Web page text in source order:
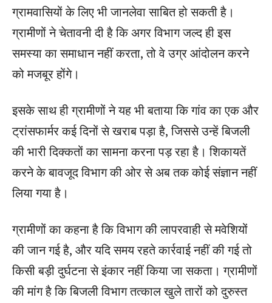
ग्रामवासियों के लिए भी जानलेवा साबित हो सकती है।
ग्रामीणों ने चेतावनी दी है कि अगर विभाग जल्द ही इस
समस्या का समाधान नहीं करता, तो वे उग्र आंदोलन करने
को मजबूर होंगे।
इसके साथ ही ग्रामीणों ने यह भी बताया कि गांव का एक और
ट्रांसफार्मर कई दिनों से खराब पड़ा है, जिससे उन्हें बिजली
की भारी दिक्कतों का सामना करना पड़ रहा है। शिकायतें
करने के बावजूद विभाग की ओर से अब तक कोई संज्ञान नहीं
लिया गया है।
ग्रामीणों का कहना है कि विभाग की लापरवाही से मवेशियों
की जान गई है, और यदि समय रहते कार्रवाई नहीं की गई तो
किसी बड़ी दुर्घटना से इंकार नहीं किया जा सकता। ग्रामीणों
की मांग है कि बिजली विभाग तत्काल खुले तारों को दुरुस्त